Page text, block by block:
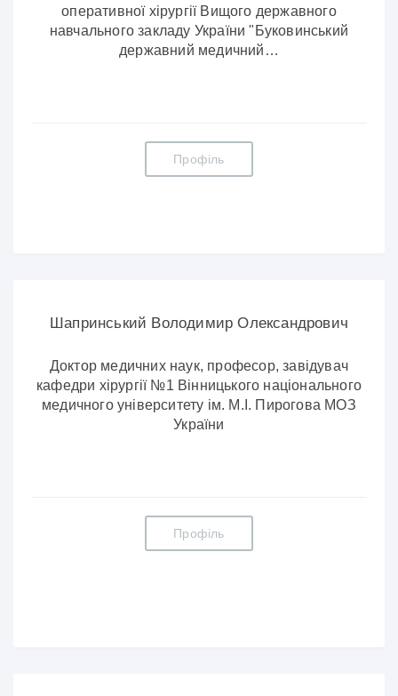
оперативної хірургії Вищого державного
навчального закладу України "Буковинський
державний медичний…
Профіль
Шапринський Володимир Олександрович
Доктор медичних наук, професор, завідувач
кафедри хірургії №1 Вінницького національного
медичного університету ім. М.І. Пирогова МОЗ
України
Профіль